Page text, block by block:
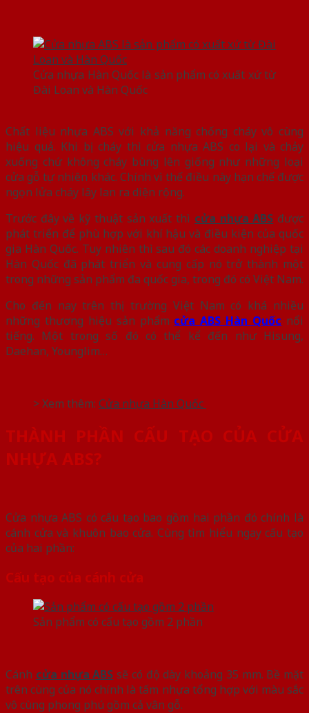
Cửa nhựa Hàn Quốc là sản phẩm có xuất xứ từ
Đài Loan và Hàn Quốc
Chất liệu nhựa ABS với khả năng chống cháy vô cùng
hiệu quả. Khi bị cháy thì cửa nhựa ABS co lại và chảy
xuống chứ không cháy bùng lên giống như những loại
cửa gỗ tự nhiên khác. Chính vì thế điều này hạn chế được
ngọn lửa cháy lây lan ra diện rộng.
Trước đây về kỹ thuật sản xuất thì cửa nhựa ABS được
phát triển để phù hợp với khí hậu và điều kiện của quốc
gia Hàn Quốc. Tuy nhiên thì sau đó các doanh nghiệp tại
Hàn Quốc đã phát triển và cung cấp nó trở thành một
trong những sản phẩm đa quốc gia, trong đó có Việt Nam.
Cho đến nay trên thị trường Việt Nam có khá nhiều
những thương hiệu sản phẩm cửa ABS Hàn Quốc nổi
tiếng. Một trong số đó có thể kể đến như Hisung,
Daehan, Younglim…
> Xem thêm: Cửa nhựa Hàn Quốc
THÀNH PHẦN CẤU TẠO CỦA CỬA
NHỰA ABS?
Cửa nhựa ABS có cấu tạo bao gồm hai phần đó chính là
cánh cửa và khuôn bao cửa. Cùng tìm hiểu ngay cấu tạo
của hai phần:
Cấu tạo của cánh cửa
Sản phẩm có cấu tạo gồm 2 phần
Cánh cửa nhựa ABS sẽ có độ dày khoảng 35 mm. Bề mặt
trên cùng của nó chính là tấm nhựa tổng hợp với màu sắc
vô cùng phong phú gồm cả vân gỗ.